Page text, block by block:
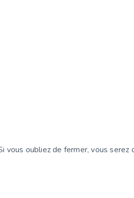
vous oubliez de fermer, vous serez